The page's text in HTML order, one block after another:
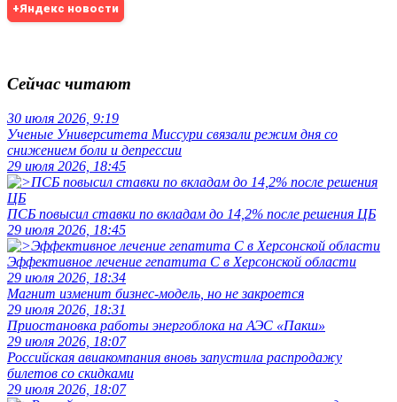
+Яндекс новости
Сейчас читают
30 июля 2026, 9:19
Ученые Университета Миссури связали режим дня со
снижением боли и депрессии
29 июля 2026, 18:45
ПСБ повысил ставки по вкладам до 14,2% после решения ЦБ
29 июля 2026, 18:45
Эффективное лечение гепатита C в Херсонской области
29 июля 2026, 18:34
Магнит изменит бизнес-модель, но не закроется
29 июля 2026, 18:31
Приостановка работы энергоблока на АЭС «Пакш»
29 июля 2026, 18:07
Российская авиакомпания вновь запустила распродажу
билетов со скидками
29 июля 2026, 18:07